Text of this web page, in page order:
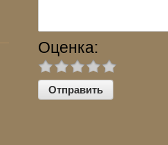
Оценка: